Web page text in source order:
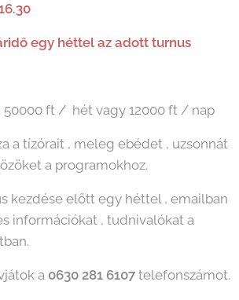
egy héttel az adott turnus
50000 ft / hét vagy 12000 ft / nap
a tízórait , meleg ebédet , uzsonnát
a programokhoz.
kezdése előtt egy héttel , emailban
információkat , tudnivalókat a
a 0630 281 6107 telefonszámot.